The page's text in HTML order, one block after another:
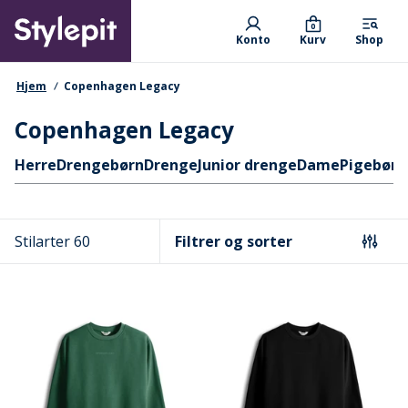
main
content
Primary departments
Konto Kurv
0
Shop
navigationssti
Hjem Copenhagen Legacy
Copenhagen Legacy
Hurtige links
HerreDrengebørnDrengeJunior drengeDamePigebørn
Stilarter 60 Filtrer og sorter